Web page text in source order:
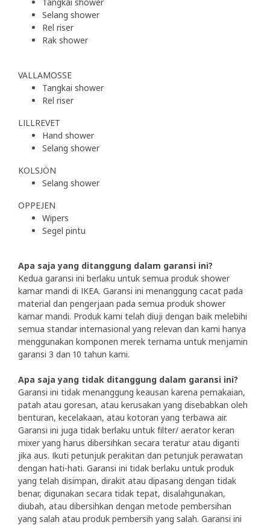
Selang shower
Rel riser
Rak shower
VALLAMOSSE
Tangkai shower
Rel riser
LILLREVET
Hand shower
Selang shower
KOLSJÖN
Selang shower
OPPEJEN
Wipers
Segel pintu
Apa saja yang ditanggung dalam garansi ini?
Kedua garansi ini berlaku untuk semua produk shower
kamar mandi di IKEA. Garansi ini menanggung cacat pada
material dan pengerjaan pada semua produk shower
kamar mandi. Produk kami telah diuji dengan baik melebihi
semua standar internasional yang relevan dan kami hanya
menggunakan komponen merek ternama untuk menjamin
garansi 3 dan 10 tahun kami.
Apa saja yang tidak ditanggung dalam garansi ini?
Garansi ini tidak menanggung keausan karena pemakaian,
patah atau goresan, atau kerusakan yang disebabkan oleh
benturan, kecelakaan, atau kotoran yang terbawa air.
Garansi ini juga tidak berlaku untuk filter/ aerator keran
mixer yang harus dibersihkan secara teratur atau diganti
jika aus. Ikuti petunjuk perakitan dan petunjuk perawatan
dengan hati-hati. Garansi ini tidak berlaku untuk produk
yang telah disimpan, dirakit atau dipasang dengan tidak
benar, digunakan secara tidak tepat, disalahgunakan,
diubah, atau dibersihkan dengan metode pembersihan
yang salah atau produk pembersih yang salah. Garansi ini